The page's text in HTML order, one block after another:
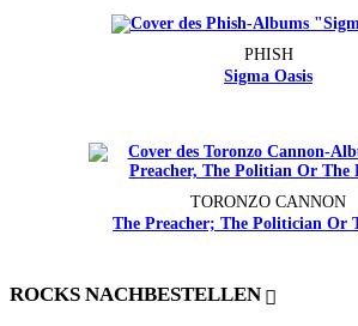
PHISH
Sigma Oasis
TORONZO CANNON
The Preacher; The Politician Or
ROCKS NACHBESTELLEN